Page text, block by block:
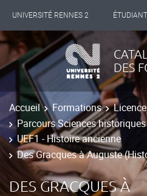
UNIVERSITÉ RENNES 2
INTERNATIONAL
LES NOUVELLES DE RENNES 2
DES
Accueil Formations Licence
Parcours Sciences
UEF1 - Histoire ancienne
Des Gracques à Auguste
DES GRACQUES À